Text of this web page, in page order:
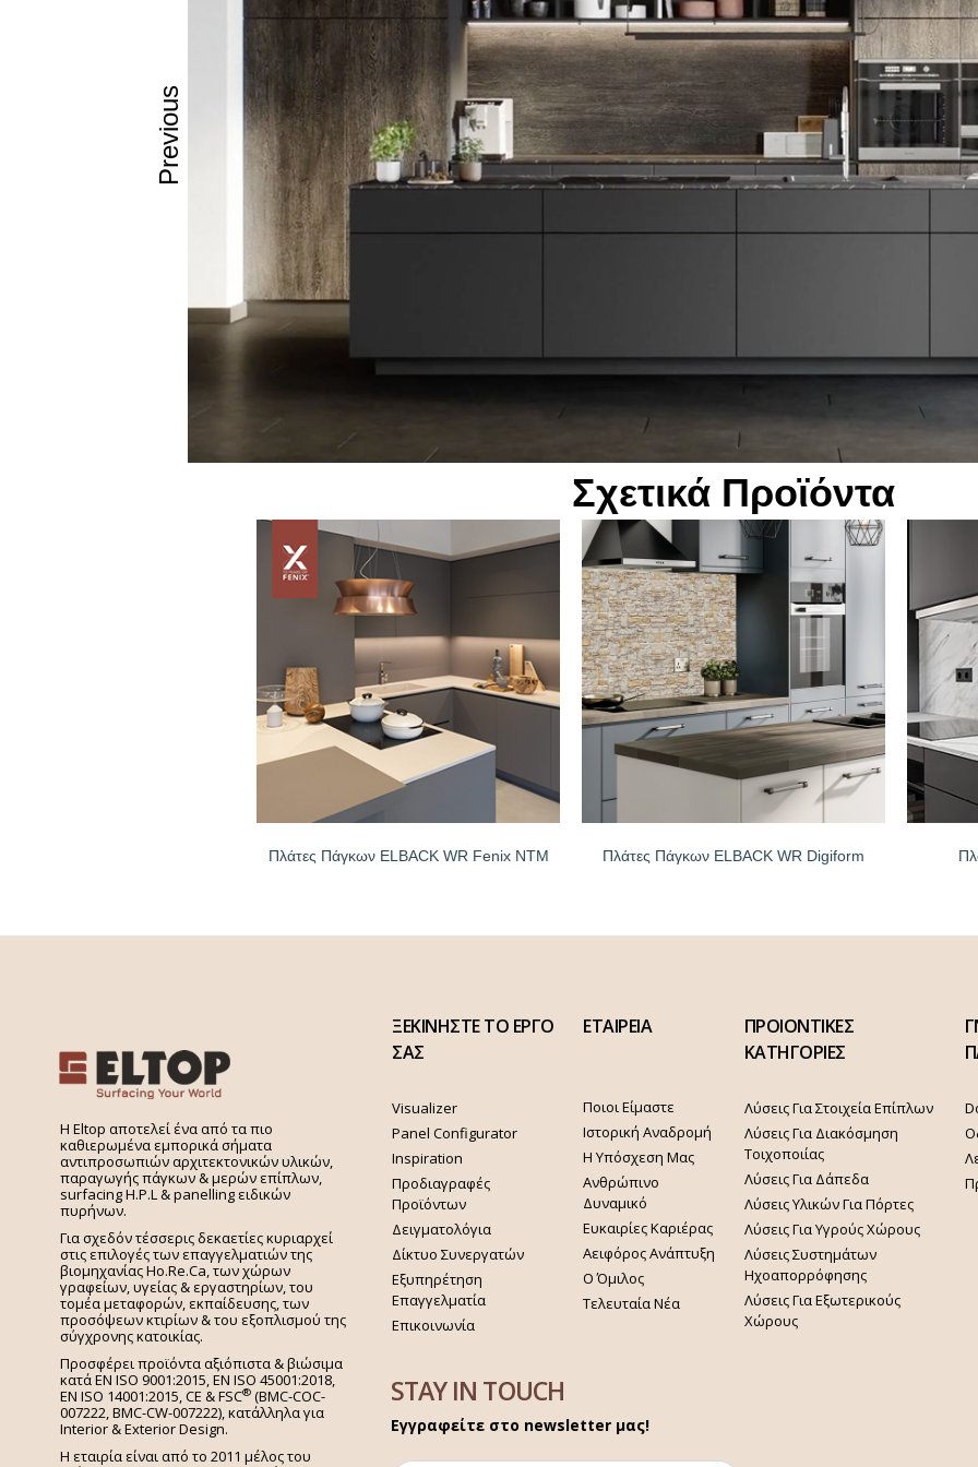
Previous
Σχετικά Προϊόντα
Πλάτες Πάγκων ELBACK WR Fenix NTM Πλάτες Πάγκων ELBACK WR Digiform
H Eltop αποτελεί ένα από τα πιο
καθιερωμένα εμπορικά σήματα
αντιπροσωπιών αρχιτεκτονικών υλικών,
παραγωγής πάγκων & μερών επίπλων,
surfacing H.P.L & panelling ειδικών
πυρήνων.
Για σχεδόν τέσσερις δεκαετίες κυριαρχεί
στις επιλογές των επαγγελματιών της
βιομηχανίας Ho.Re.Ca, των χώρων
γραφείων, υγείας & εργαστηρίων, του
τομέα μεταφορών, εκπαίδευσης, των
προσόψεων κτιρίων & του εξοπλισμού της
σύγχρονης κατοικίας.
Προσφέρει προϊόντα αξιόπιστα & βιώσιμα
κατά EN ISO 9001:2015, EN ISO 45001:2018,
EN ISO 14001:2015,CE & FSC® (BMC-COC-
007222, BMC-CW-007222), κατάλληλα για
Interior & Exterior Design.
Η εταιρία είναι από το 2011 μέλος του
ΞΕΚΙΝΗΣΤΕ ΤΟ ΕΡΓΟ
ΣΑΣ
Visualizer
Panel Configurator
Inspiration
Προδιαγραφές
Προϊόντων
Δειγματολόγια
Δίκτυο Συνεργατών
Εξυπηρέτηση
Επαγγελματία
Επικοινωνία
ΕΤΑΙΡΕΙΑ
Ποιοι Είμαστε
Ιστορική Αναδρομή
Η Υπόσχεση Μας
Ανθρώπινο
Δυναμικό
Ευκαιρίες Καριέρας
Αειφόρος Ανάπτυξη
Ο Όμιλος
Τελευταία Νέα
ΠΡΟΙΟΝΤΙΚΕΣ
ΚΑΤΗΓΟΡΙΕΣ
Λύσεις Για Στοιχεία Επίπλων
Λύσεις Για Διακόσμηση
Τοιχοποιίας
Λύσεις Για Δάπεδα
Λύσεις Υλικών Για Πόρτες
Λύσεις Για Υγρούς Χώρους
Λύσεις Συστημάτων
Ηχοαπορρόφησης
Λύσεις Για Εξωτερικούς
Χώρους
STAY IN TOUCH
Εγγραφείτε στο newsletter μας!